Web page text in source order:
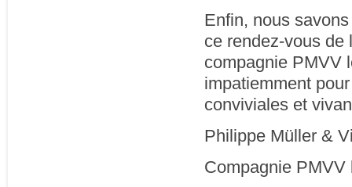
Enfin, nous
ce rendez-vous de
compagnie PMVV
impatiemment
conviviales et
Philippe Müller &
Compagnie PMVV